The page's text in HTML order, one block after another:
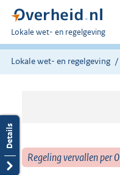
U
bent
hier:
Lokale wet- en regelgeving
Lokale wet- en regelgeving
Regeling vervallen